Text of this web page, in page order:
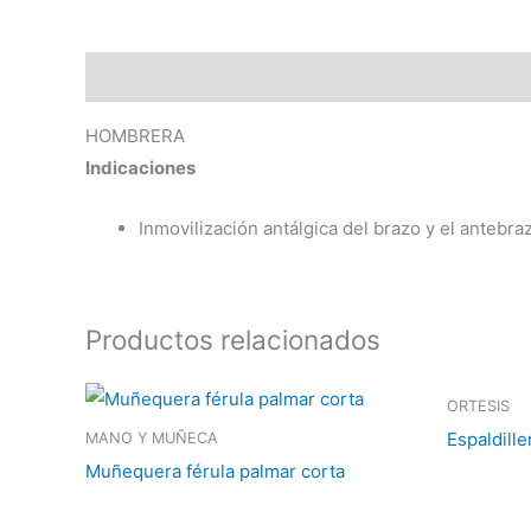
HOMBRERA
Indicaciones
Inmovilización antálgica del brazo y el
Productos relacionados
MANO Y MUÑECA
Muñequera férula palmar corta
ORTESIS